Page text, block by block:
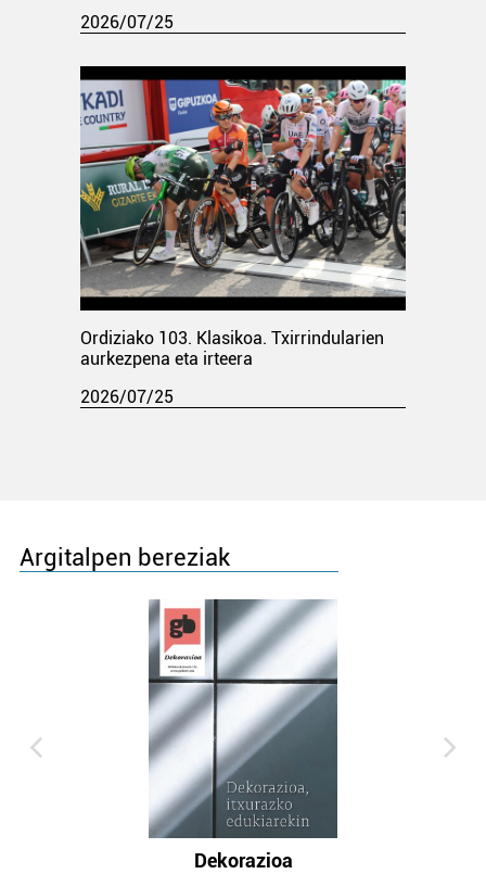
2026/07/25
Ordiziako 103. Klasikoa. Txirrindularien
aurkezpena eta irteera
2026/07/25
Argitalpen bereziak
Dekorazioa